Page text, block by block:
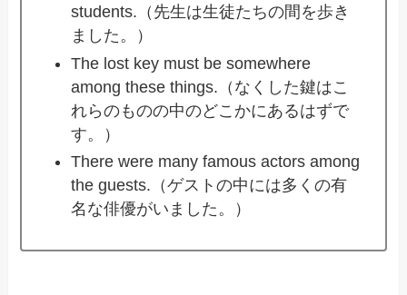
students.（先生は生徒たちの間を歩き
ました。）
The lost key must be somewhere
among these things.（なくした鍵はこ
れらのものの中のどこかにあるはずで
す。）
There were many famous actors among
the guests.（ゲストの中には多くの有
名な俳優がいました。）